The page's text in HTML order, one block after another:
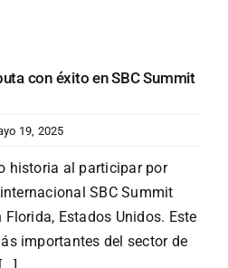
con éxito en SBC Summit
19, 2025
historia al participar por
SBC Summit
Estados Unidos. Este
importantes del sector de